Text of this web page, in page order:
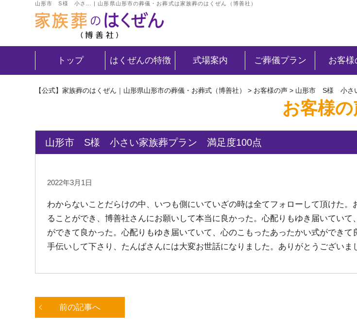
山形市 S様 小さ… | 山形県山形市の葬儀・お葬式は家族葬のはくぜん（博善社）
トップ はくぜんの特徴 式場案内 ご葬儀プラン お客様
【公式】家族葬のはくぜん｜山形県山形市の葬儀・お葬式（博善社） > お客様の声 > 山形市 S様 小さ
お客様
山形市 S様 小さい家族葬プラン 満足度100点
2022年3月1日
わからないことだらけの中、いつも側にいていざの時は全てフォローして頂けた。
ることができ、博善社さんにお願いして本当に良かった。心配りもゆき届いていて
ができて良かった。心配りもゆき届いていて、心のこもったあったかい式ができて
手伝いして下さり、たんばさんには大変お世話になりました。ありがとうございま
前の記事へ